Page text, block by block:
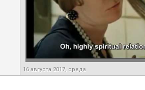
16 августа 2017, среда